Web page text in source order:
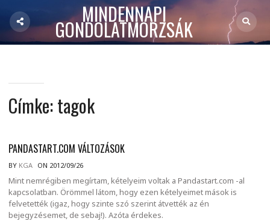
MINDENNAPI
GONDOLATMORZSÁK
Címke:tagok
PANDASTART.COM VÁLTOZÁSOK
BY KGA ON 2012/09/26
Mint nemrégiben megírtam, kételyeim voltak a Pandastart.com -al
kapcsolatban. Örömmel látom, hogy ezen kételyeimet mások is
felvetették (igaz, hogy szinte szó szerint átvették az én
bejegyzésemet, de sebaj!). Azóta érdekes.